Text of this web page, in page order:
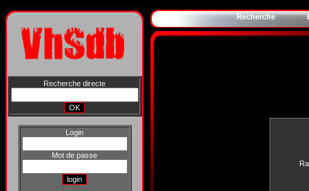
Recherche directe
Login
Mot de passe
Recherche